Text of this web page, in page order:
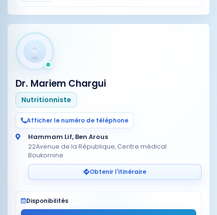
Dr. Mariem Chargui
Nutritionniste
Afficher le numéro de téléphone
Hammam Lif, Ben Arous
22Avenue de la République, Centre médical
Boukornine
Obtenir l'itinéraire
Disponibilités